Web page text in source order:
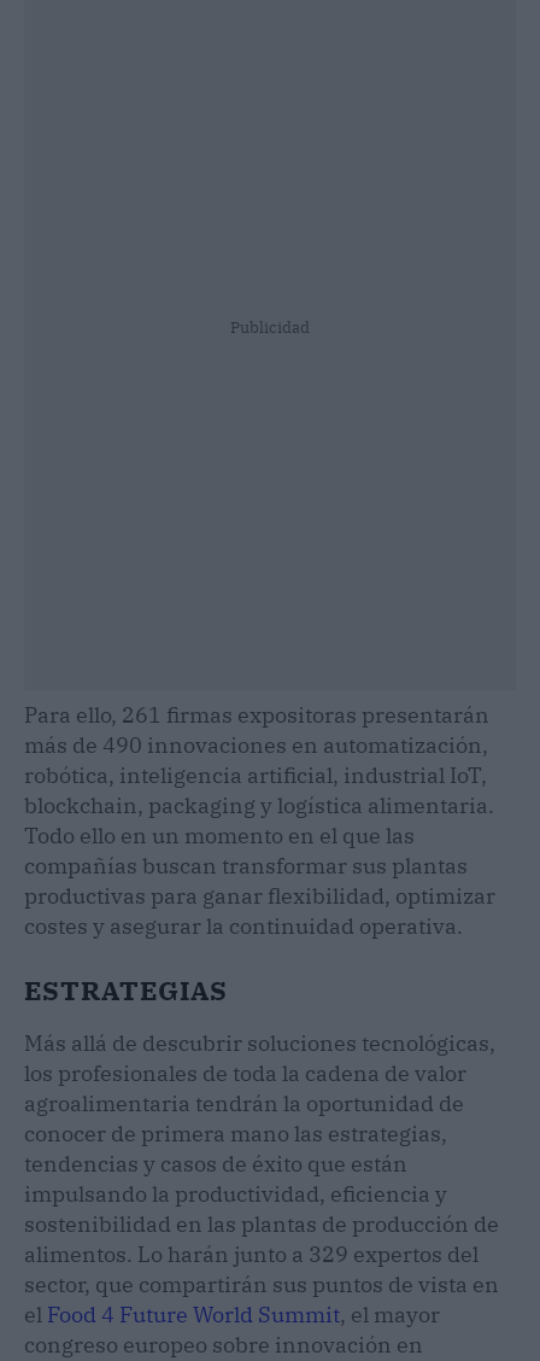
Publicidad
Para ello, 261 firmas expositoras presentarán
más de 490 innovaciones en automatización,
robótica, inteligencia artificial, industrial IoT,
blockchain, packaging y logística alimentaria.
Todo ello en un momento en el que las
compañías buscan transformar sus plantas
productivas para ganar flexibilidad, optimizar
costes y asegurar la continuidad operativa.
ESTRATEGIAS
Más allá de descubrir soluciones tecnológicas,
los profesionales de toda la cadena de valor
agroalimentaria tendrán la oportunidad de
conocer de primera mano las estrategias,
tendencias y casos de éxito que están
impulsando la productividad, eficiencia y
sostenibilidad en las plantas de producción de
alimentos. Lo harán junto a 329 expertos del
sector, que compartirán sus puntos de vista en
el Food 4 Future World Summit, el mayor
congreso europeo sobre innovación en